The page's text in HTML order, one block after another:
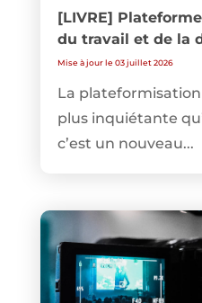
[LIVRE]
du travail et de la
Mise à jour le 03 juillet 2026
La
plus inquiétante
c’est un nouveau...